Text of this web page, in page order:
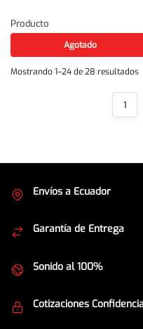
Producto
Agotado
Mostrando 1–24 de 28 resultados
1
Envíos a Ecuador
Garantía de Entrega
Sonido al 100%
Cotizaciones